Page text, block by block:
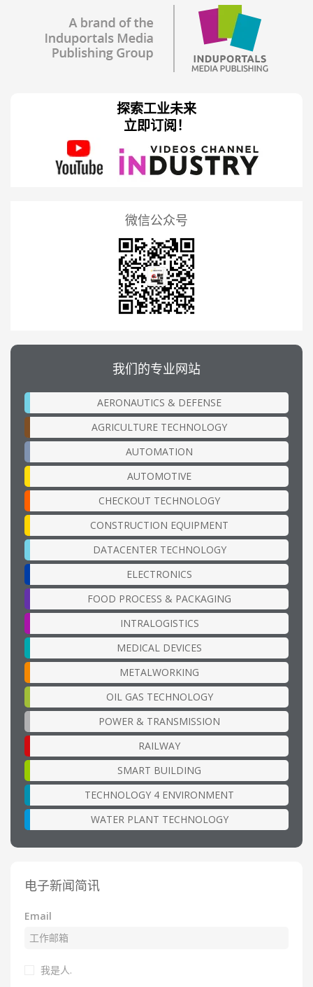
探索工业未来
立即订阅！
微信公众号
我们的专业网站
AERONAUTICS & DEFENSE
AGRICULTURE TECHNOLOGY
AUTOMATION
AUTOMOTIVE
CHECKOUT TECHNOLOGY
CONSTRUCTION EQUIPMENT
DATACENTER TECHNOLOGY
ELECTRONICS
FOOD PROCESS & PACKAGING
INTRALOGISTICS
MEDICAL DEVICES
METALWORKING
OIL GAS TECHNOLOGY
POWER & TRANSMISSION
RAILWAY
SMART BUILDING
TECHNOLOGY 4 ENVIRONMENT
WATER PLANT TECHNOLOGY
电子新闻简讯
Email
我是人.